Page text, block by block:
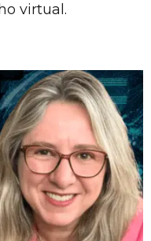
virtual.